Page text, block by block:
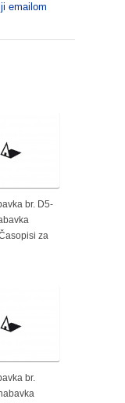
emailom
br. D5-
za
br.